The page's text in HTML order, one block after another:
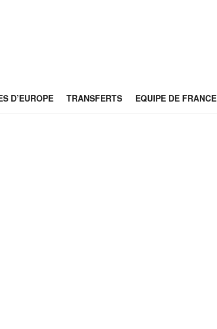
D’EUROPE TRANSFERTS EQUIPE DE FRANCE